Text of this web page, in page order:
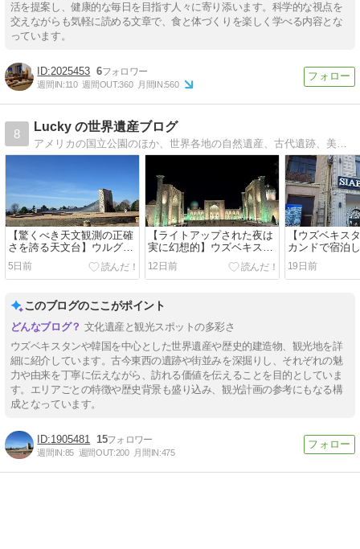
活を提案し、健康的な毎日を目指す人々に寄り添います。科学的な視点を
交えながらも気軽に読める文章で、食と体づくりを楽しく学べる内容とな
っています。
2025453 6
週間IN:110 週間OUT:360 月間IN:560
8
Lucky の世界遺産ブログ
アメリカの国立公園のほか、世界各地の自然遺産、古代遺跡、美術館、教会をご紹介いたします。2015年に世界遺産検定マイスターを取得しました。
【驚くべき天文観測の正確
さを誇る天文台】ウルグベ
ク天文台跡 (Ulughbek's
Observatory)
5日前
【ライトアップされた夜は
実に幻想的】ウズベキスタ
ンを象徴する観光名所「レ
ギスタン広場」(Registan
Square)
12日前
【ウズベキス
カンドで宿泊
のホテル】シ
ックホテル
Hotel)
19日前
このブログのここがポイント
文化遺産と観光スポットの多彩さ
ウズベキスタンや韓国を中心とした世界遺産や歴史的建造物、観光地を詳
細に紹介しています。古今東西の遺跡や街並みを深掘りし、それぞれの魅
力や由来を丁寧に伝えながら、訪れる価値を伝えることを目的としていま
す。エリアごとの特徴や歴史背景も盛り込み、観光計画の参考にもなる構
成となっています。
1905481 15
週間IN:85 週間OUT:200 月間IN:475